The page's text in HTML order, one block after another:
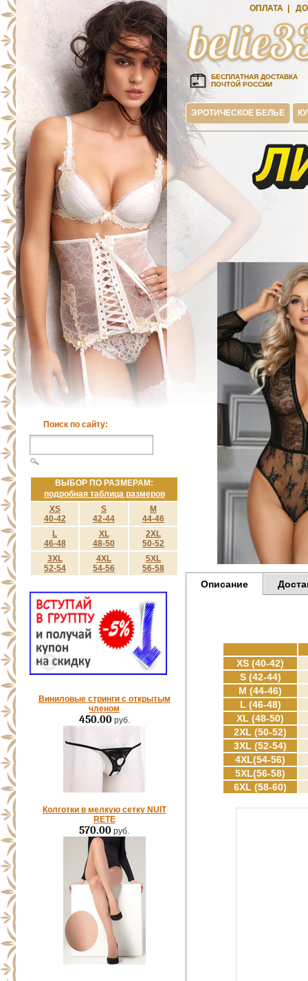
Поиск по сайту:
ВЫБОР ПО РАЗМЕРАМ:
подробная таблица размеров
XS
40-42
S
42-44
M
44-46
L
46-48
XL
48-50
2XL
50-52
3XL
52-54
4XL
54-56
5XL
56-58
Виниловые стринги с открытым
членом
450.00руб.
Колготки в мелкую сетку NUIT
RETE
570.00 руб.
ОПЛАТА
БЕСПЛАТНАЯ ДОСТАВКА
ПОЧТОЙ РОССИИ
ЭРОТИЧЕСКОЕ БЕЛЬЕ
Описание
XS (40-42)
S (42-44)
M (44-46)
L (46-48)
XL (48-50)
2XL (50-52)
3XL (52-54)
4XL(54-56)
5XL(56-58)
6XL (58-60)